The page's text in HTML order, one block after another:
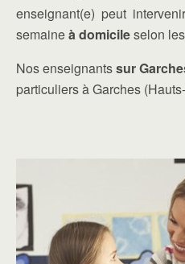
enseignant(e) peut
semaineà domicileselon
Nos enseignantssur
particuliers à Garches